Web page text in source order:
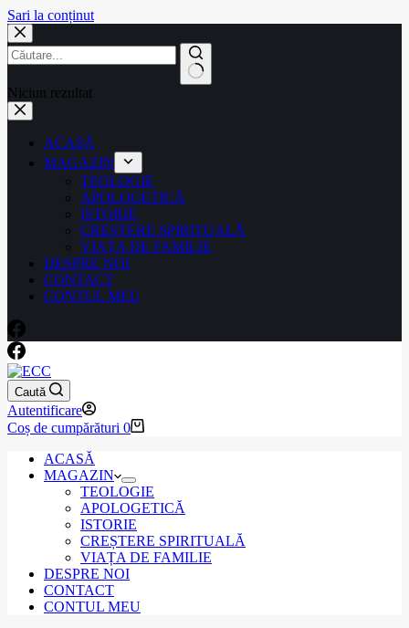
Sari la conținut
Niciun rezultat
ACASĂ
MAGAZIN
TEOLOGIE
APOLOGETICĂ
ISTORIE
CREȘTERE SPIRITUALĂ
VIAȚA DE FAMILIE
DESPRE NOI
CONTACT
CONTUL MEU
Caută
Autentificare
Coș de cumpărături 0
ACASĂ
MAGAZIN
TEOLOGIE
APOLOGETICĂ
ISTORIE
CREȘTERE SPIRITUALĂ
VIAȚA DE FAMILIE
DESPRE NOI
CONTACT
CONTUL MEU